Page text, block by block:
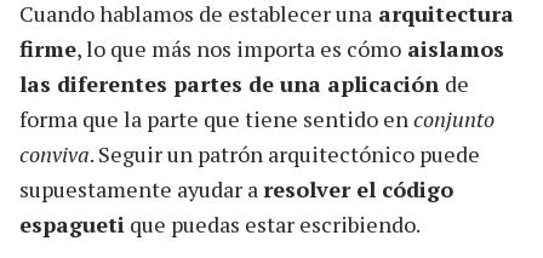
Cuando hablamos de establecer una arquitectura
firme, lo que más nos importa es cómo aislamos
las diferentes partes de una aplicación de
forma que la parte que tiene sentido enconjunto
conviva. Seguir un patrón arquitectónico puede
supuestamente ayudar aresolver el código
espagueti que puedas estar escribiendo.